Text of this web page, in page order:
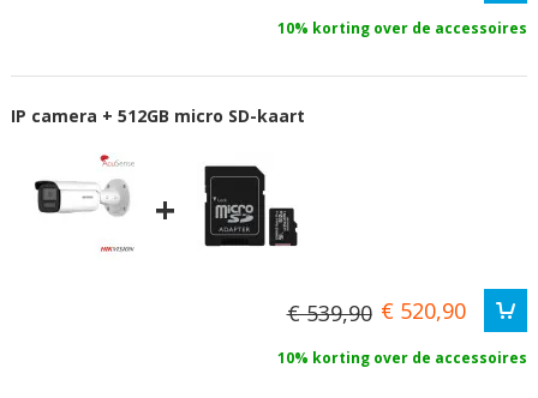
10% korting over de accessoires
IP camera + 512GB micro SD-kaart
+
€ 539,90 € 520,90
10% korting over de accessoires